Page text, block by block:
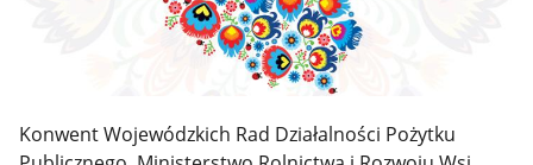
Konwent Wojewódzkich Rad Działalności Pożytku